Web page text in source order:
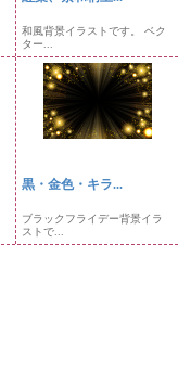
和風背景イラストです。 ベク
ター...
黒・金色・キラ...
ブラックフライデー背景イラ
ストで...